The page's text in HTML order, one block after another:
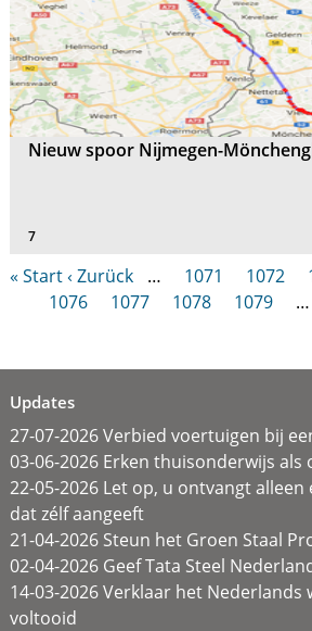
Nieuw spoor Nijmegen-
7
« Start‹ Zurück … 1071 1072
1076
1077 1078 1079 …
Updates
27-07-2026 Verbied voertuigen bij
03-06-2026 Erken thuisonderwijs
22-05-2026 Let op, u ontvangt alleen
dat zélf aangeeft
21-04-2026 Steun het Groen Staal
02-04-2026 Geef Tata Steel
14-03-2026 Verklaar het Nederlands
voltooid